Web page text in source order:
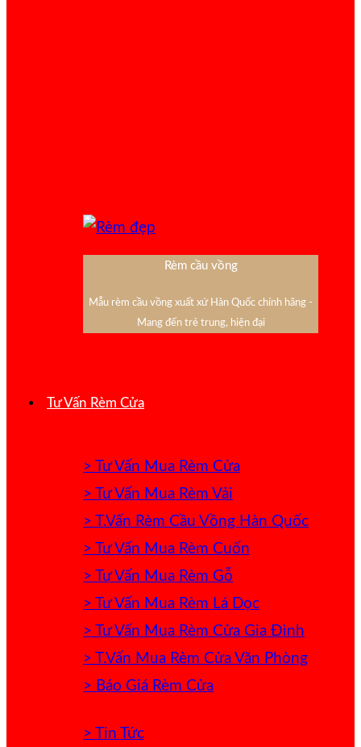
Rèm cầu vồng
Mẫu rèm cầu vồng xuất xứ Hàn Quốc chính hãng -
Mang đến trẻ trung, hiện đại
Tư Vấn Rèm Cửa
> Tư Vấn Mua Rèm Cửa
> Tư Vấn Mua Rèm Vải
> T.Vấn Rèm Cầu Vồng Hàn Quốc
> Tư Vấn Mua Rèm Cuốn
> Tư Vấn Mua Rèm Gỗ
> Tư Vấn Mua Rèm Lá Dọc
> Tư Vấn Mua Rèm Cửa Gia Đình
> T.Vấn Mua Rèm Cửa Văn Phòng
> Báo Giá Rèm Cửa
> Tin Tức